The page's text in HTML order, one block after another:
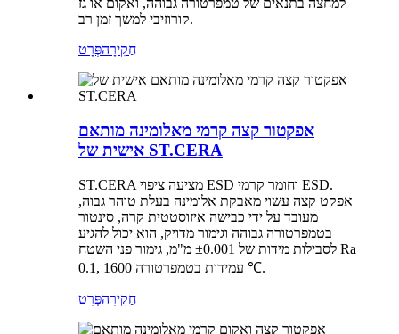
למחצה בתנאים של טמפרטורה גבוהה, ואקום או גז
קורוזיבי למשך זמן רב.
חֲקִירָהפְּרָט
אפקטור קצה קרמי מאלומינה מותאם
אישית של ST.CERA
ST.CERA מציעה ציפוי ESD וחומר קרמי ESD.
אפקט קצה עשוי מאבקת אלומינה בעלת טוהר גבוה,
מעובד על ידי כבישה איזוסטטית קרה, סינטור
בטמפרטורה גבוהה וגימור מדויק, הוא יכול להגיע
לסבילות מידות של ±0.001 מ"מ, גימור פני השטח Ra
0.1, עמידות בטמפרטורה 1600 ℃.
חֲקִירָהפְּרָט